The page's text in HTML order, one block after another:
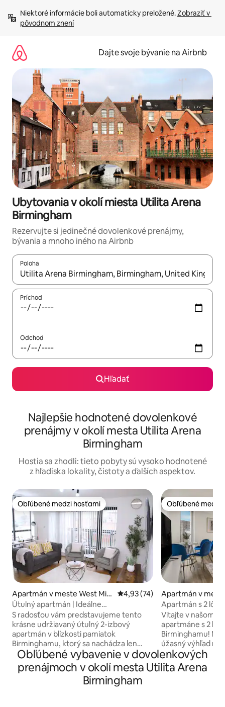
obsah.
Niektoré informácie boli automaticky preložené. Zobraziť v
pôvodnom znení
Dajte svoje bývanie na Airbnb
Ubytovania v okolí miesta Utilita Arena
Birmingham
Rezervujte si jedinečné dovolenkové prenájmy,
bývania a mnoho iného na Airbnb
Poloha
Keď budú výsledky k dispozícii, môžete si ich prechádzať
Príchod
Odchod
Hľadať
Najlepšie hodnotené dovolenkové
prenájmy v okolí mesta Utilita Arena
Birmingham
Hostia sa zhodli: tieto pobyty sú vysoko hodnotené
z hľadiska lokality, čistoty a ďalších aspektov.
Obľúbené medzi hosťami
Obľúbené medzi hosťami
Apartmán v meste West Midl
ands
Priemerné ohodnotenie 4,93
4,93 (74)
Útulný apartmán | Ideálne
rodinné/súkromné útočisko v meste
S radosťou vám predstavujeme tento
krásne udržiavaný útulný 2-izbový
apartmán v blízkosti pamiatok
Birminghamu, ktorý sa nachádza len
kúsok od arény Utilita, nákupného
centra Bullring City Centre, zábavného
parku Legoland Discovery Centre, štvrte
Brindley Place (s ponukou rôznych
Obľúbené medzi
Obľúbené medzi
Apartmán v
Apartmán s 2
24-hodinová
Vitajte v našom
apartmáne s 2
Birminghamu! Na
úžasný výhľad na
Street, ponúka
mäkkou
povrchovou
Obľúbené vybavenie v dovolenkových
prenájmoch v okolí mesta Utilita Arena
Birmingham